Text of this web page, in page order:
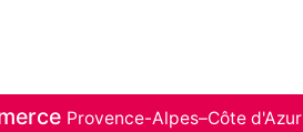
Provence-Alpes–Côte d'Azur